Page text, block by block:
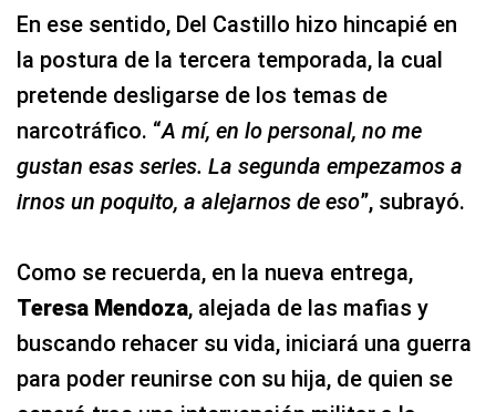
En ese sentido, Del Castillo hizo hincapié en
la postura de la tercera temporada, la cual
pretende desligarse de los temas de
narcotráfico. “A mí, en lo personal, no me
gustan esas series. La segunda empezamos a
irnos un poquito, a alejarnos de eso”, subrayó.
Como se recuerda, en la nueva entrega,
Teresa Mendoza, alejada de las mafias y
buscando rehacer su vida, iniciará una guerra
para poder reunirse con su hija, de quien se